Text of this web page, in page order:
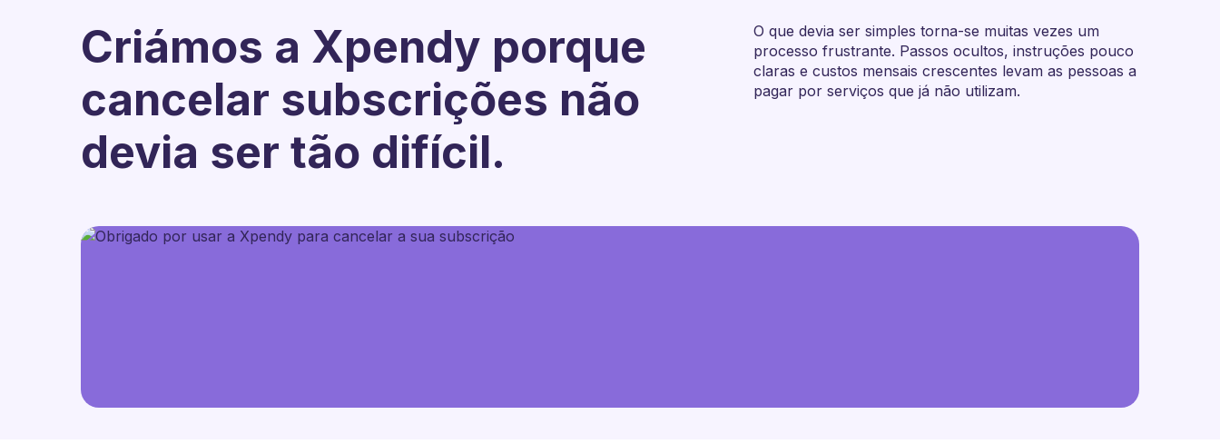
Criámos a Xpendy porque
cancelar subscrições não
devia ser tão difícil.
O que devia ser simples torna-se muitas vezes um
processo frustrante. Passos ocultos, instruções pouco
claras e custos mensais crescentes levam as pessoas a
pagar por serviços que já não utilizam.